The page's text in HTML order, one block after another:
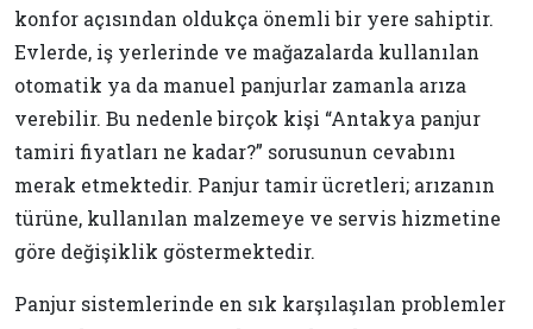
konfor açısından oldukça önemli bir yere sahiptir.
Evlerde, iş yerlerinde ve mağazalarda kullanılan
otomatik ya da manuel panjurlar zamanla arıza
verebilir. Bu nedenle birçok kişi “Antakya panjur
tamiri fiyatları ne kadar?” sorusunun cevabını
merak etmektedir. Panjur tamir ücretleri; arızanın
türüne, kullanılan malzemeye ve servis hizmetine
göre değişiklik göstermektedir.
Panjur sistemlerinde en sık karşılaşılan problemler